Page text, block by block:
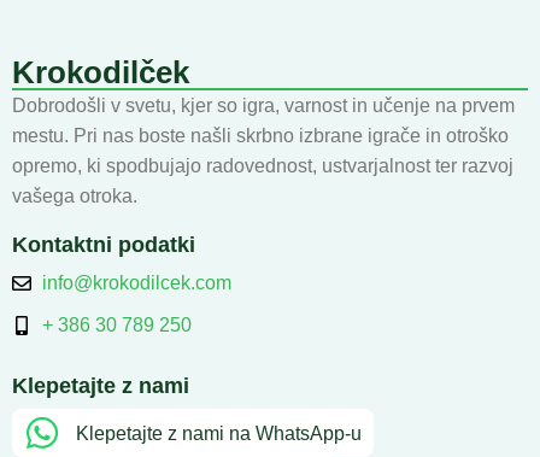
Krokodilček
Dobrodošli v svetu, kjer so igra, varnost in učenje na prvem
mestu. Pri nas boste našli skrbno izbrane igrače in otroško
opremo, ki spodbujajo radovednost, ustvarjalnost ter razvoj
vašega otroka.
Kontaktni podatki
info@krokodilcek.com
+ 386 30 789 250
Klepetajte z nami
Klepetajte z nami na WhatsApp-u